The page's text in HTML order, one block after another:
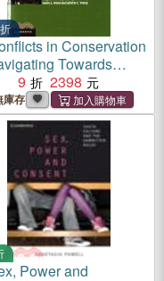
in Conservation
Towards
9 2398
庫存
Power and